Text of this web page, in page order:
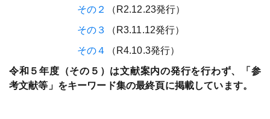
その２
（R2.12.23発行）
その３
（R3.11.12発行）
その４
（R4.10.3発行）
令和５年度（その５）は文献案内の発行を行わず、「参
考文献等」をキーワード集の最終頁に掲載しています。